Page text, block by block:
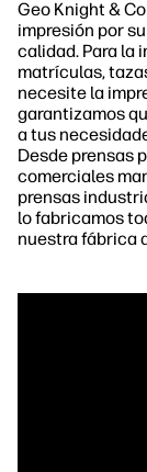
Geo Knight &
impresión por
calidad. Para la
matrículas,
necesite la
garantizamos
a tus
Desde prensas
comerciales
prensas
lo fabricamos
nuestra fábrica